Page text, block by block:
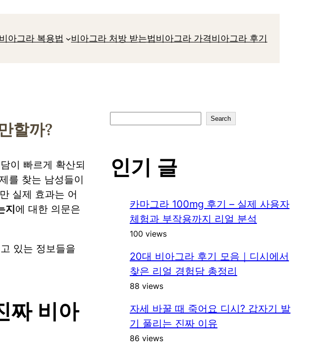
비아그라 복용법 비아그라 처방 받는법비아그라 가격비아그라 후기
할까?
이 빠르게 확산되
를 찾는 남성들이
실제 효과는 어
지에 대한 의문은
있는 정보들을
짜 비아
r
c
Search
인기 글
카마그라 100mg 후기 – 실제 사용자
체험과 부작용까지 리얼 분석
100 views
20대 비아그라 후기 모음｜디시에서
찾은 리얼 경험담 총정리
88 views
자세 바꿀 때 죽어요 디시? 갑자기 발
기 풀리는 진짜 이유
86 views